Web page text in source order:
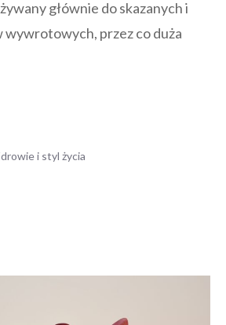
głównie do skazanych i
przez co duża
i styl życia